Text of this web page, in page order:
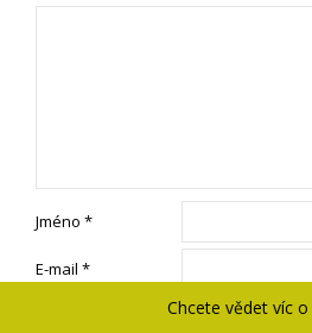
Jméno *
E-mail *
Chcete vědet víc o